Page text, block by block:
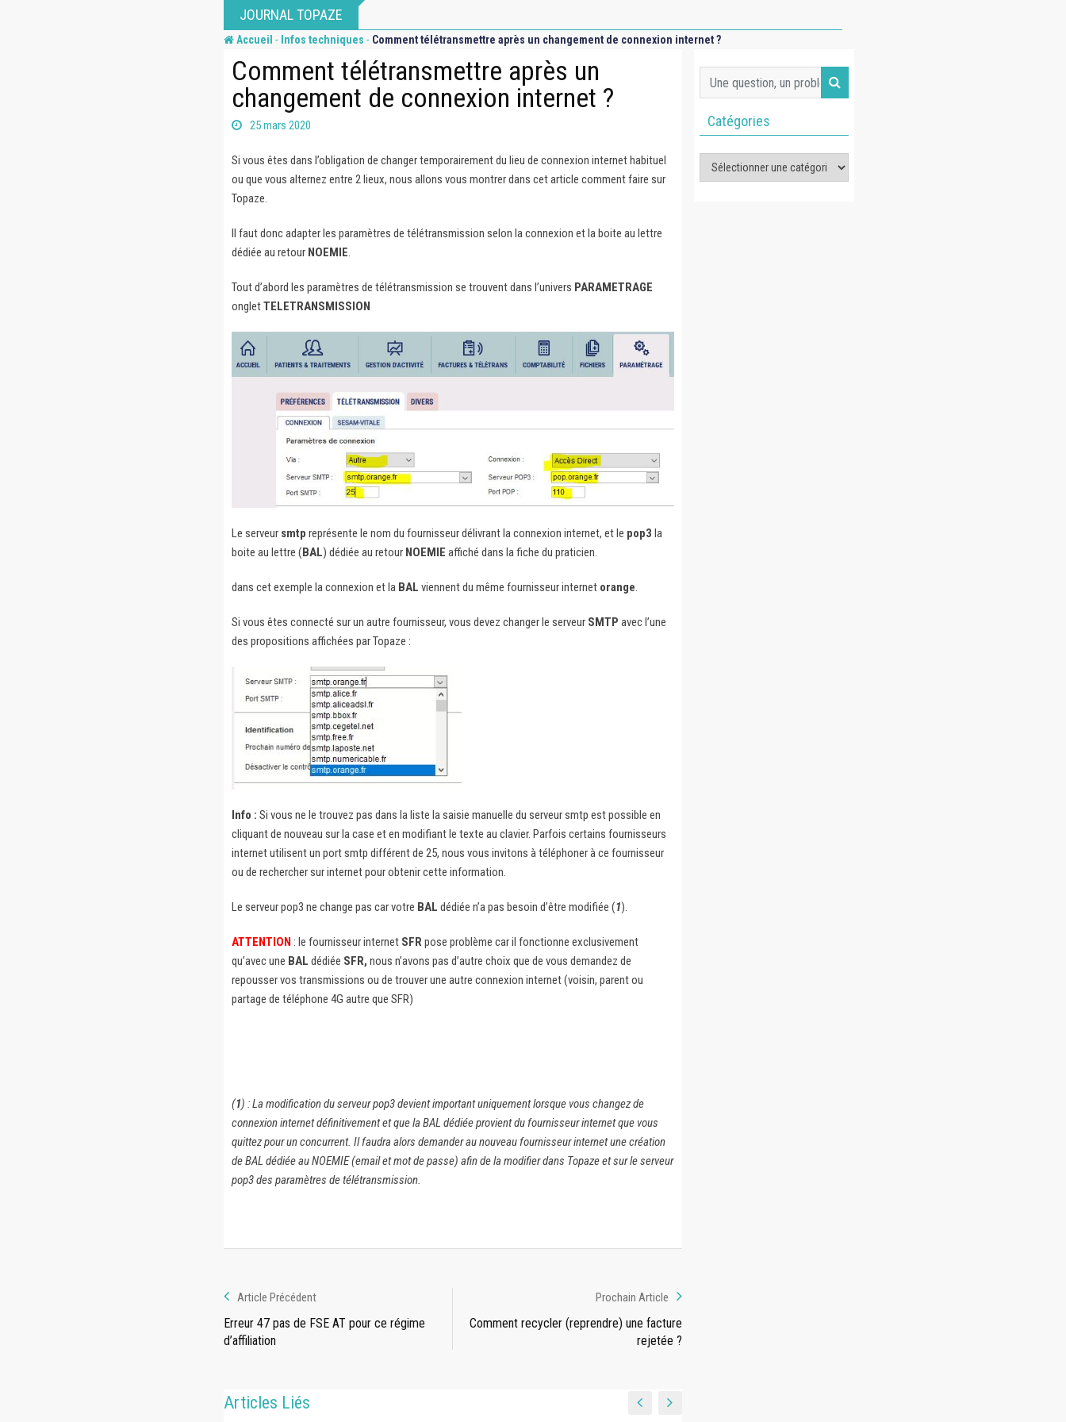
JOURNAL TOPAZE
Accueil - Infos techniques - Comment télétransmettre après un changement de connexion internet ?
Comment télétransmettre après un
changement de connexion internet ?
25 mars 2020
Si vous êtes dans l’obligation de changer temporairement du lieu de connexion internet habituel
ou que vous alternez entre 2 lieux, nous allons vous montrer dans cet article comment faire sur
Topaze.
Il faut donc adapter les paramètres de télétransmission selon la connexion et la boite au lettre
dédiée au retour NOEMIE.
Tout d’abord les paramètres de télétransmission se trouvent dans l’univers PARAMETRAGE
ongletTELETRANSMISSION
Le serveur smtp représente le nom du fournisseur délivrant la connexion internet, et le pop3 la
boite au lettre (BAL) dédiée au retour NOEMIE affiché dans la fiche du praticien.
dans cet exemple la connexion et la BAL viennent du même fournisseur internet orange
Si vous êtes connecté sur un autre fournisseur, vous devez changer le serveur SMTP avec l’une
des propositions affichées par Topaze :
Info : Si vous ne le trouvez pas dans la liste la saisie manuelle du serveur smtp est possible en
cliquant de nouveau sur la case et en modifiant le texte au clavier. Parfois certains fournisseurs
internet utilisent un port smtp différent de 25, nous vous invitons à téléphoner à ce fournisseur
ou de rechercher sur internet pour obtenir cette information.
Le serveur pop3 ne change pas car votre BAL dédiée n’a pas besoin d’être modifiée (1).
ATTENTION : le fournisseur internet SFR pose problème car il fonctionne exclusivement
qu’avec une BAL dédiée SFR, nous n’avons pas d’autre choix que de vous demandez de
repousser vos transmissions ou de trouver une autre connexion internet (voisin, parent ou
partage de téléphone 4G autre que SFR)
(1) : La modification du serveur pop3 devient important uniquement lorsque vous changez de
connexion internet définitivement et que la BAL dédiée provient du fournisseur internet que vous
quittez pour un concurrent. Il faudra alors demander au nouveau fournisseur internet une création
de BAL dédiée au NOEMIE (email et mot de passe) afin de la modifier dans Topaze et sur le serveur
pop3 des paramètres de télétransmission.
Article Précédent
Erreur 47 pas de FSE AT pour ce régime
d’affiliation
Prochain Article
Comment recycler (reprendre) une facture
rejetée ?
Articles Liés
Catégories
Catégories